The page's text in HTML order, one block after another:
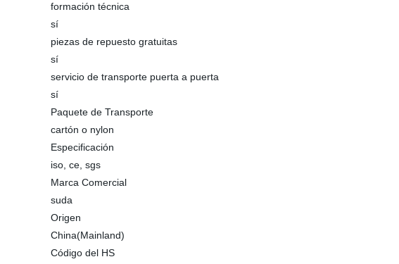
formación técnica
sí
piezas de repuesto gratuitas
sí
servicio de transporte puerta a puerta
sí
Paquete de Transporte
cartón o nylon
Especificación
iso, ce, sgs
Marca Comercial
suda
Origen
China(Mainland)
Código del HS